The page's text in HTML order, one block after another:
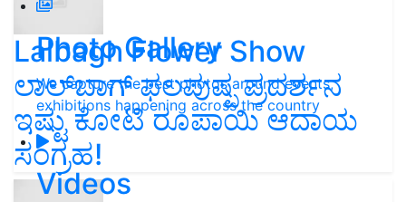
Photo Gallery
We capture the best photos around events,
exhibitions happening across the country
Videos
Lalbagh Flower Show
ಲಾಲ್‌ಬಾಗ್ ಫಲಪುಷ್ಪ ಪ್ರದರ್ಶನ
ಇಷ್ಟು ಕೋಟಿ ರೂಪಾಯಿ ಆದಾಯ
ಸಂಗ್ರಹ!